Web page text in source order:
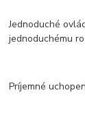
Jednoduché
jednoduchému
Príjemné